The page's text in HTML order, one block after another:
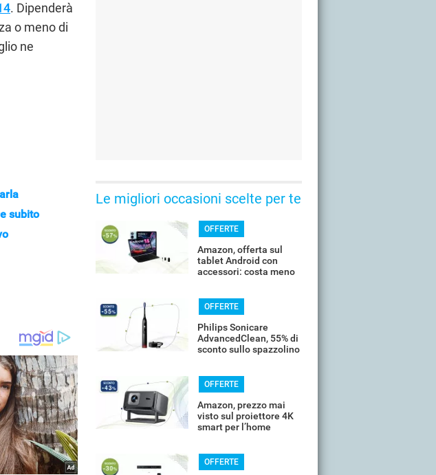
. Dipenderà
o meno di
ne
subito
Le migliori occasioni scelte per te
OFFERTE
Amazon, offerta sul
tablet Android con
accessori: costa meno
OFFERTE
Philips Sonicare
AdvancedClean, 55% di
sconto sullo spazzolino
OFFERTE
Amazon, prezzo mai
visto sul proiettore 4K
smart per l’home
OFFERTE